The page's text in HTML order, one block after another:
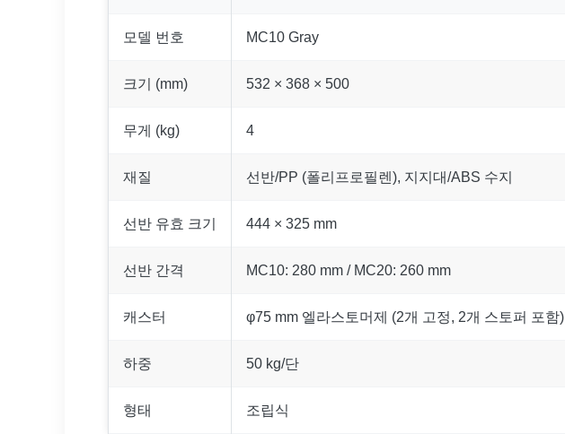
모델 번호 MC10 Gray
크기 (mm) 532 × 368 × 500
무게 (kg) 4
재질 선반/PP (폴리프로필렌), 지지대/ABS 수지
선반 유효 크기 444 × 325 mm
선반 간격 MC10: 280 mm / MC20: 260 mm
캐스터 φ75 mm 엘라스토머제 (2개 고정, 2개 스토퍼 포함)
하중 50 kg/단
형태 조립식